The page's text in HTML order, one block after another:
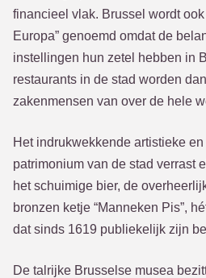
financieel vlak. Brussel wordt ook
Europa” genoemd omdat de
instellingen hun zetel hebben in
restaurants in de stad worden
zakenmensen van over de hele
Het indrukwekkende artistieke
patrimonium van de stad verrast
het schuimige bier, de
bronzen ketje “Manneken Pis”,
dat sinds 1619 publiekelijk zijn
De talrijke Brusselse musea